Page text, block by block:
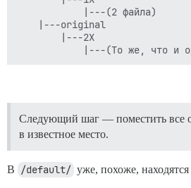
            |---(2 файла)
    |---original
        |---2X
Следующий шаг — поместить все
в известное место.
В /default/ уже, похоже,